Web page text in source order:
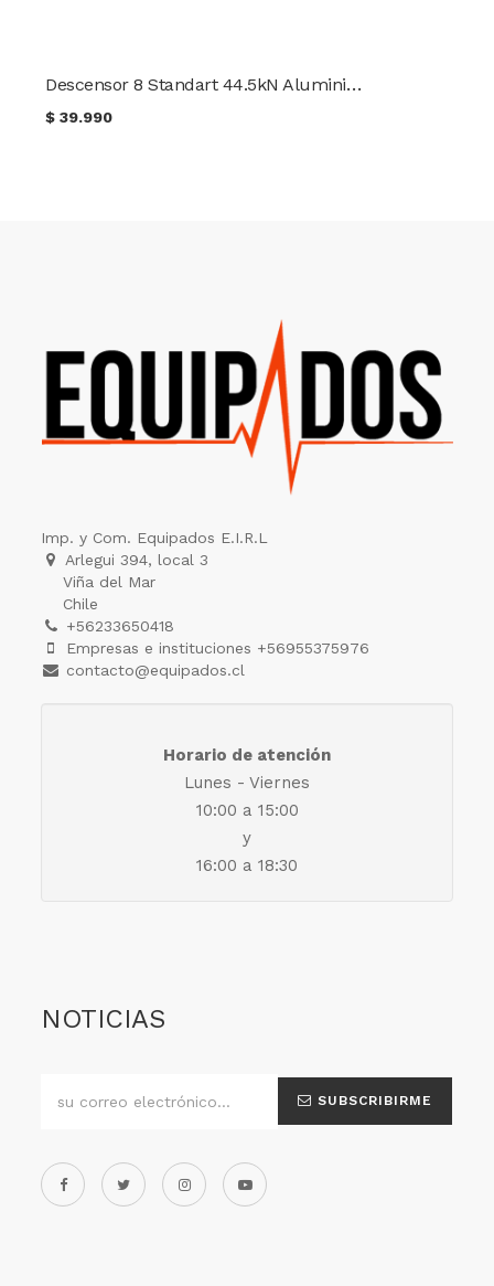
Descensor 8 Standart 44.5kN Aluminio 6061-T6 CMI
$39.990
Imp. y Com. Equipados E.I.R.L
Arlegui 394, local 3
Viña del Mar
Chile
+56233650418
Empresas e instituciones +56955375976
contacto@equipados.cl
Horario de atención
Lunes - Viernes
10:00 a 15:00
y
16:00 a 18:30
NOTICIAS
SUBSCRIBIRME